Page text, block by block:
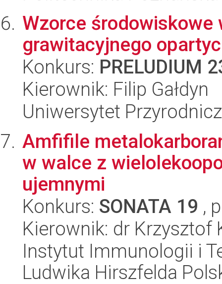
Wzorce środowiskowe
grawitacyjnego
Konkurs: PRELUDIUM
Kierownik: Filip Gałdyn
Uniwersytet
Amfifile
w walce z
ujemnymi
Konkurs: SONATA 19 ,
Kierownik: dr Krzysztof
Instytut Immunologii i
Ludwika Hirszfelda